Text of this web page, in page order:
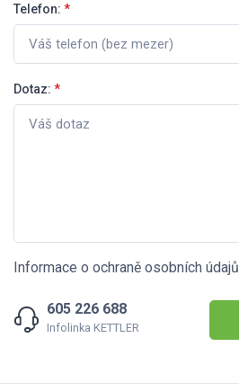
Telefon: *
Dotaz: *
Informace o ochraně osobních údajů
605 226 688
Infolinka KETTLER